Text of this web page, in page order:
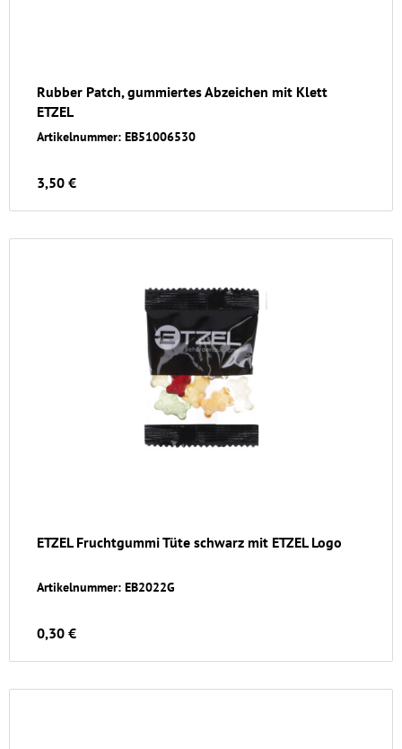
Rubber Patch, gummiertes Abzeichen mit Klett
ETZEL
Artikelnummer: EB51006530
3,50 €
ETZEL Fruchtgummi Tüte schwarz mit ETZEL Logo
Artikelnummer: EB2022G
0,30 €